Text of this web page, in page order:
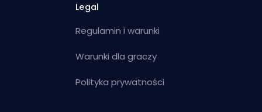
Legal
Regulamin i warunki
Warunki dla graczy
Polityka prywatności